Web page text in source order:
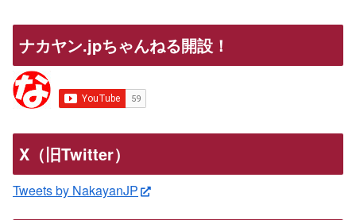
ナカヤン.jpちゃんねる開設！
X（旧Twitter）
Tweets by NakayanJP